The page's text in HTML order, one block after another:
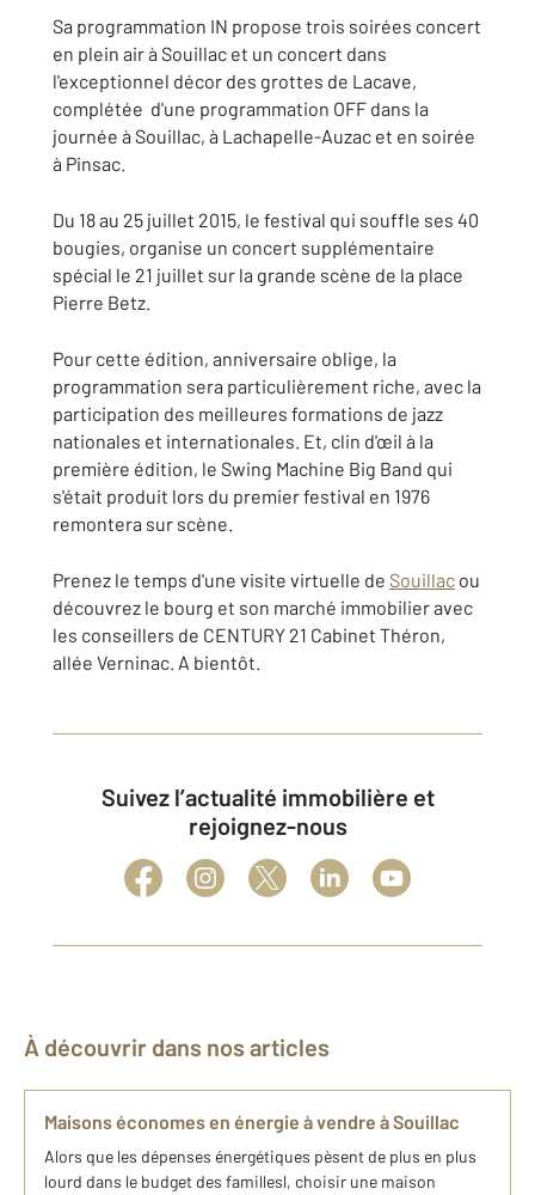
Sa programmation IN propose trois soirées concert
en plein air à Souillac et un concert dans
l'exceptionnel décor des grottes de Lacave,
complétée d'une programmation OFF dans la
journée à Souillac, à Lachapelle-Auzac et en soirée
à Pinsac.
Du 18 au 25 juillet 2015, le festival qui souffle ses 40
bougies, organise un concert supplémentaire
spécial le 21 juillet sur la grande scène de la place
Pierre Betz.
Pour cette édition, anniversaire oblige, la
programmation sera particulièrement riche, avec la
participation des meilleures formations de jazz
nationales et internationales. Et, clin d'œil à la
première édition, le Swing Machine Big Band qui
s'était produit lors du premier festival en 1976
remontera sur scène.
Prenez le temps d'une visite virtuelle de Souillac ou
découvrez le bourg et son marché immobilier avec
les conseillers de CENTURY 21 Cabinet Théron,
allée Verninac. A bientôt.
Suivez l’actualité immobilière et
rejoignez-nous
À découvrir dans nos articles
Maisons économes en énergie à vendre à Souillac
Alors que les dépenses énergétiques pèsent de plus en plus
lourd dans le budget des famillesl, choisir une maison